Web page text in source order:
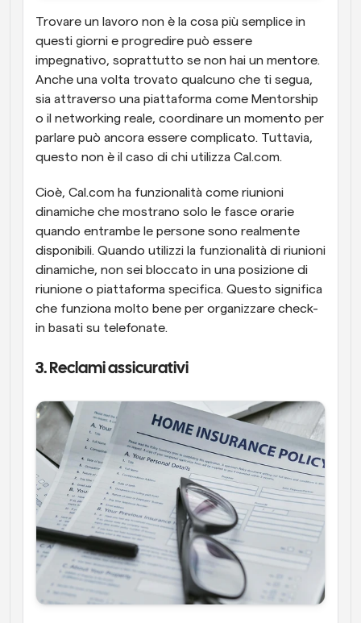
Trovare un lavoro non è la cosa più semplice in
questi giorni e progredire può essere
impegnativo, soprattutto se non hai un mentore.
Anche una volta trovato qualcuno che ti segua,
sia attraverso una piattaforma come Mentorship
o il networking reale, coordinare un momento per
parlare può ancora essere complicato. Tuttavia,
questo non è il caso di chi utilizza Cal.com.
Cioè, Cal.com ha funzionalità come riunioni
dinamiche che mostrano solo le fasce orarie
quando entrambe le persone sono realmente
disponibili. Quando utilizzi la funzionalità di riunioni
dinamiche, non sei bloccato in una posizione di
riunione o piattaforma specifica. Questo significa
che funziona molto bene per organizzare check-
in basati su telefonate.
3. Reclami assicurativi